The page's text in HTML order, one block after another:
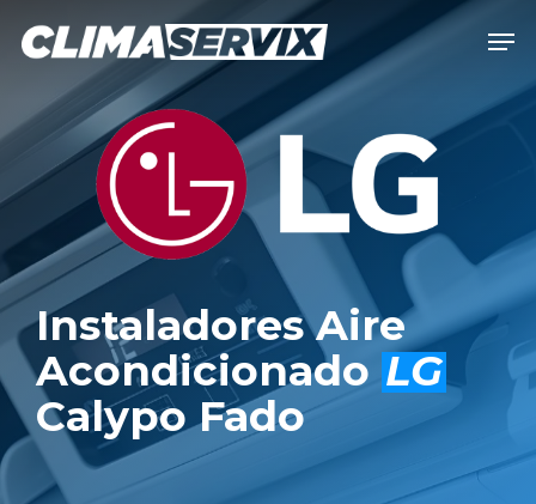
content
Instaladores Aire
AcondicionadoLG
Calypo Fado
Menu